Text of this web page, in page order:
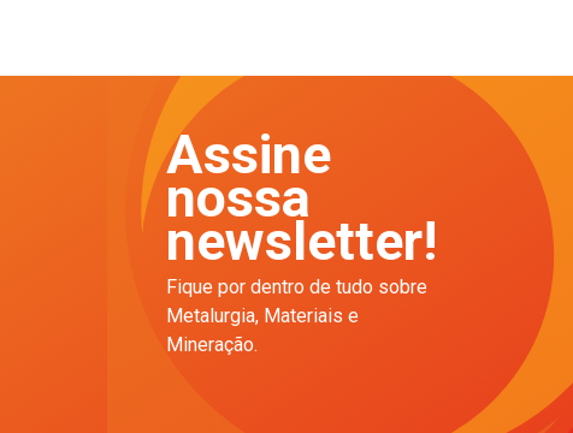
Assine
nossa
newsletter!
Fique por dentro de tudo sobre
Metalurgia, Materiais e
Mineração.